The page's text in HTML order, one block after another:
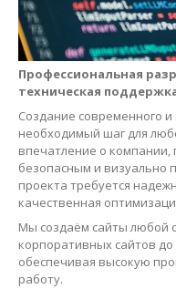
Профессиональная
техническая
Создание современного
необходимый шаг для
впечатление о
безопасным и визуально
проекта требуется
качественная
Мы создаём сайты любой
корпоративных сайтов
обеспечивая высокую
работу.